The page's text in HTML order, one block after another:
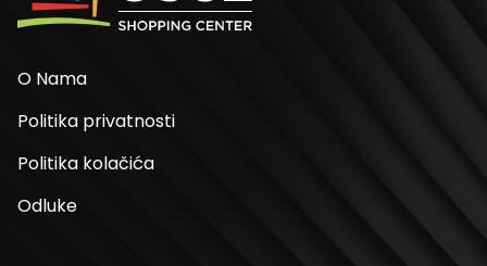
O Nama
Politika privatnosti
Politika kolačića
Odluke